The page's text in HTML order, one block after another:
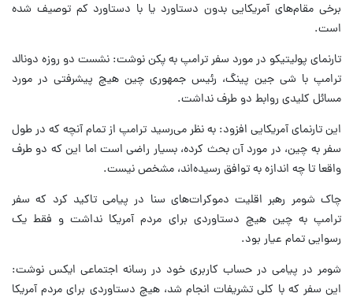
برخی مقام‌های آمریکایی بدون دستاورد یا با دستاورد کم توصیف شده
است.
تارنمای پولیتیکو در مورد سفر ترامپ به پکن نوشت: نشست دو روزه دونالد
ترامپ با شی جین پینگ، رئیس جمهوری چین هیچ پیشرفتی در مورد
مسائل کلیدی روابط دو طرف نداشت.
این تارنمای آمریکایی افزود: به نظر می‌رسید ترامپ از تمام آنچه که در طول
سفر به چین، در مورد آن بحث کرده، بسیار راضی است اما این که دو طرف
واقعا تا چه اندازه به توافق رسیده‌اند، مشخص نیست.
چاک شومر رهبر اقلیت دموکرات‌های سنا در پیامی تاکید کرد که سفر
ترامپ به چین هیچ دستاوردی برای مردم آمریکا نداشت و فقط یک
رسوایی تمام عیار بود.
شومر در پیامی در حساب کاربری خود در رسانه اجتماعی ایکس نوشت:
این سفر که با کلی تشریفات انجام شد، هیچ دستاوردی برای مردم آمریکا